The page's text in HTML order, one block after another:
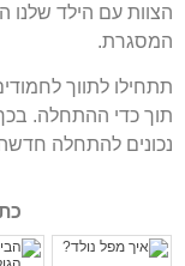
הצוות עם הילד שלנו
המסגרת.
תתחילו לתווך
תוך כדי ההתחלה.
נכונים להתחלה